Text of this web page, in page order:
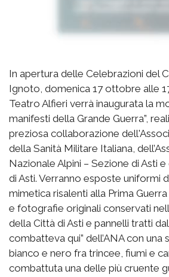
In apertura delle Celebrazioni del
Ignoto, domenica 17 ottobre alle
Teatro Alfieri verrà inaugurata la
manifesti della Grande Guerra”,
preziosa collaborazione
della Sanità Militare Italiana,
Nazionale Alpini – Sezione di Asti
di Asti. Verranno esposte uniformi
mimetica risalenti alla Prima
e fotografie originali conservati
della Città di Asti e pannelli tratti
combatteva qui” dell’ANA con una
bianco e nero fra trincee, fiumi e
combattuta una delle più cruente